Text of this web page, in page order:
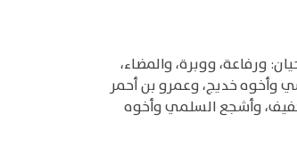
ورفاعة، ووبرة، والمضاء،
وأخوه خديج، وعمرو بن أحمر
وأشجع السلمي وأخوه